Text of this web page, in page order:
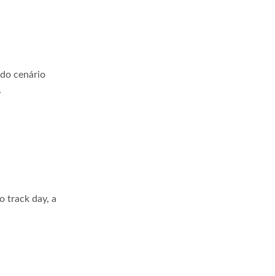
cenário
track day, a